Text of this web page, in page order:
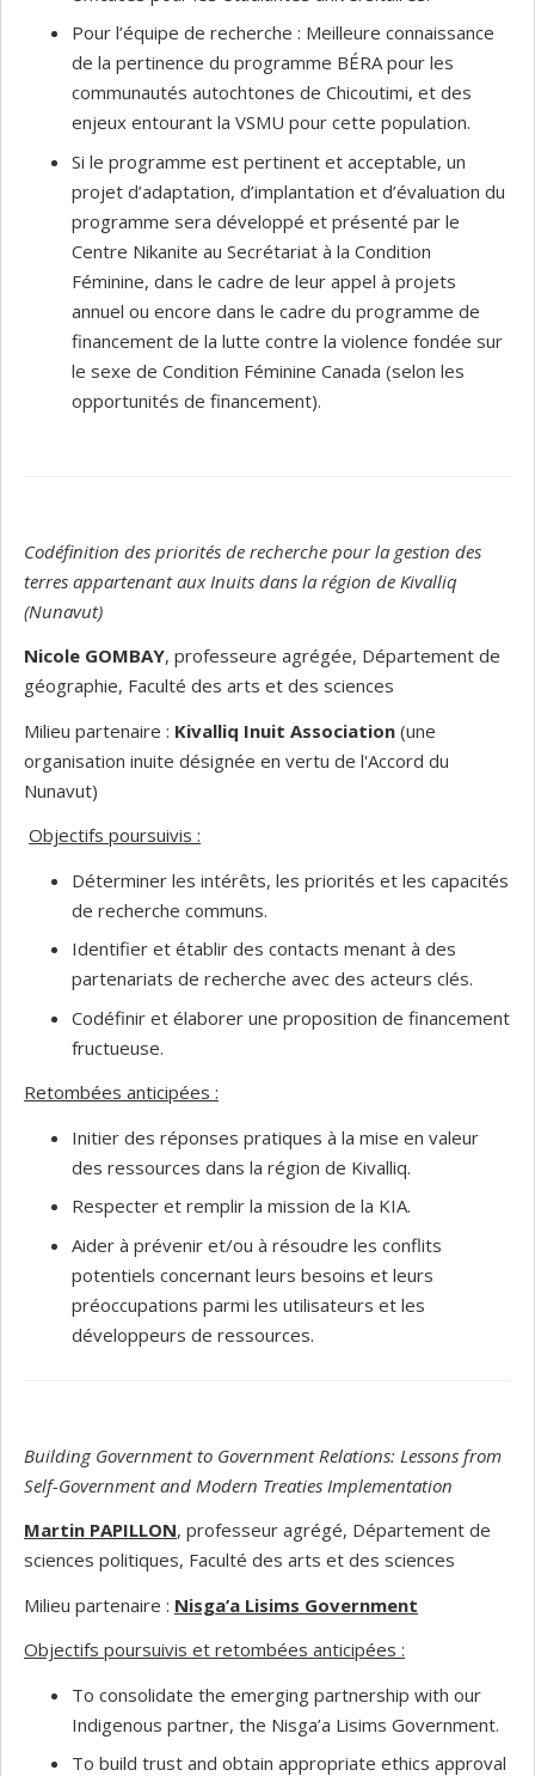
Pour l’équipe de recherche : Meilleure connaissance
de la pertinence du programme BÉRA pour les
communautés autochtones de Chicoutimi, et des
enjeux entourant la VSMU pour cette population.
Si le programme est pertinent et acceptable, un
projet d’adaptation, d’implantation et d’évaluation du
programme sera développé et présenté par le
Centre Nikanite au Secrétariat à la Condition
Féminine, dans le cadre de leur appel à projets
annuel ou encore dans le cadre du programme de
financement de la lutte contre la violence fondée sur
le sexe de Condition Féminine Canada (selon les
opportunités de financement).
Codéfinition des priorités de recherche pour la gestion des
terres appartenant aux Inuits dans la région de Kivalliq
(Nunavut)
Nicole GOMBAY, professeure agrégée, Département de
géographie, Faculté des arts et des sciences
Milieu partenaire : Kivalliq Inuit Association (une
organisation inuite désignée en vertu de l'Accord du
Nunavut)
Objectifs poursuivis :
Déterminer les intérêts, les priorités et les capacités
de recherche communs.
Identifier et établir des contacts menant à des
partenariats de recherche avec des acteurs clés.
Codéfinir et élaborer une proposition de financement
fructueuse.
Retombées anticipées :
Initier des réponses pratiques à la mise en valeur
des ressources dans la région de Kivalliq.
Respecter et remplir la mission de la KIA.
Aider à prévenir et/ou à résoudre les conflits
potentiels concernant leurs besoins et leurs
préoccupations parmi les utilisateurs et les
développeurs de ressources.
Building Government to Government Relations: Lessons from
Self-Government and Modern Treaties Implementation
Martin PAPILLON, professeur agrégé, Département de
sciences politiques, Faculté des arts et des sciences
Milieu partenaire : Nisga’a Lisims Government
Objectifs poursuivis et retombées anticipées :
To consolidate the emerging partnership with our
Indigenous partner, the Nisga’a Lisims Government.
To build trust and obtain appropriate ethics approval